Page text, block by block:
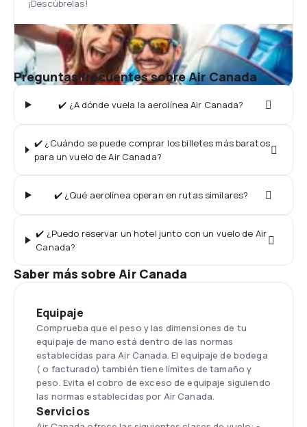
¡Descúbrelas!
Preguntas frecuentes sobre Air Canada
✔️ ¿A dónde vuela la aerolínea Air Canada?
✔️ ¿Cuándo se puede comprar los billetes más baratos
para un vuelo de Air Canada?
✔️ ¿Qué aerolínea operan en rutas similares?
✔️ ¿Puedo reservar un hotel junto con un vuelo de Air
Canada?
Saber más sobre Air Canada
Equipaje
Comprueba que el peso y las dimensiones de tu
equipaje de mano está dentro de las normas
establecidas para Air Canada. El equipaje de bodega
( o facturado) también tiene límites de tamaño y
peso. Evita el cobro de exceso de equipaje siguiendo
las normas establecidas por Air Canada.
Servicios